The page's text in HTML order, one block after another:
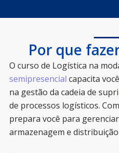
Por que
O curso de Logística na
semipresencialcapacita
na gestão da cadeia de
de processos logísticos.
prepara você para
armazenagem e